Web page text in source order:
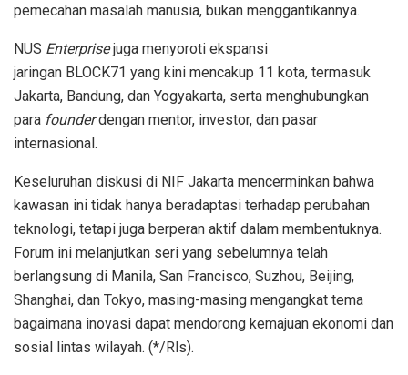
pemecahan masalah manusia, bukan menggantikannya.
NUS Enterprisejuga menyoroti ekspansi
jaringan BLOCK71 yang kini mencakup 11 kota, termasuk
Jakarta, Bandung, dan Yogyakarta, serta menghubungkan
para founderdengan mentor, investor, dan pasar
internasional.
Keseluruhan diskusi di NIF Jakarta mencerminkan bahwa
kawasan ini tidak hanya beradaptasi terhadap perubahan
teknologi, tetapi juga berperan aktif dalam membentuknya.
Forum ini melanjutkan seri yang sebelumnya telah
berlangsung di Manila, San Francisco, Suzhou, Beijing,
Shanghai, dan Tokyo, masing-masing mengangkat tema
bagaimana inovasi dapat mendorong kemajuan ekonomi dan
sosial lintas wilayah. (*/Rls).